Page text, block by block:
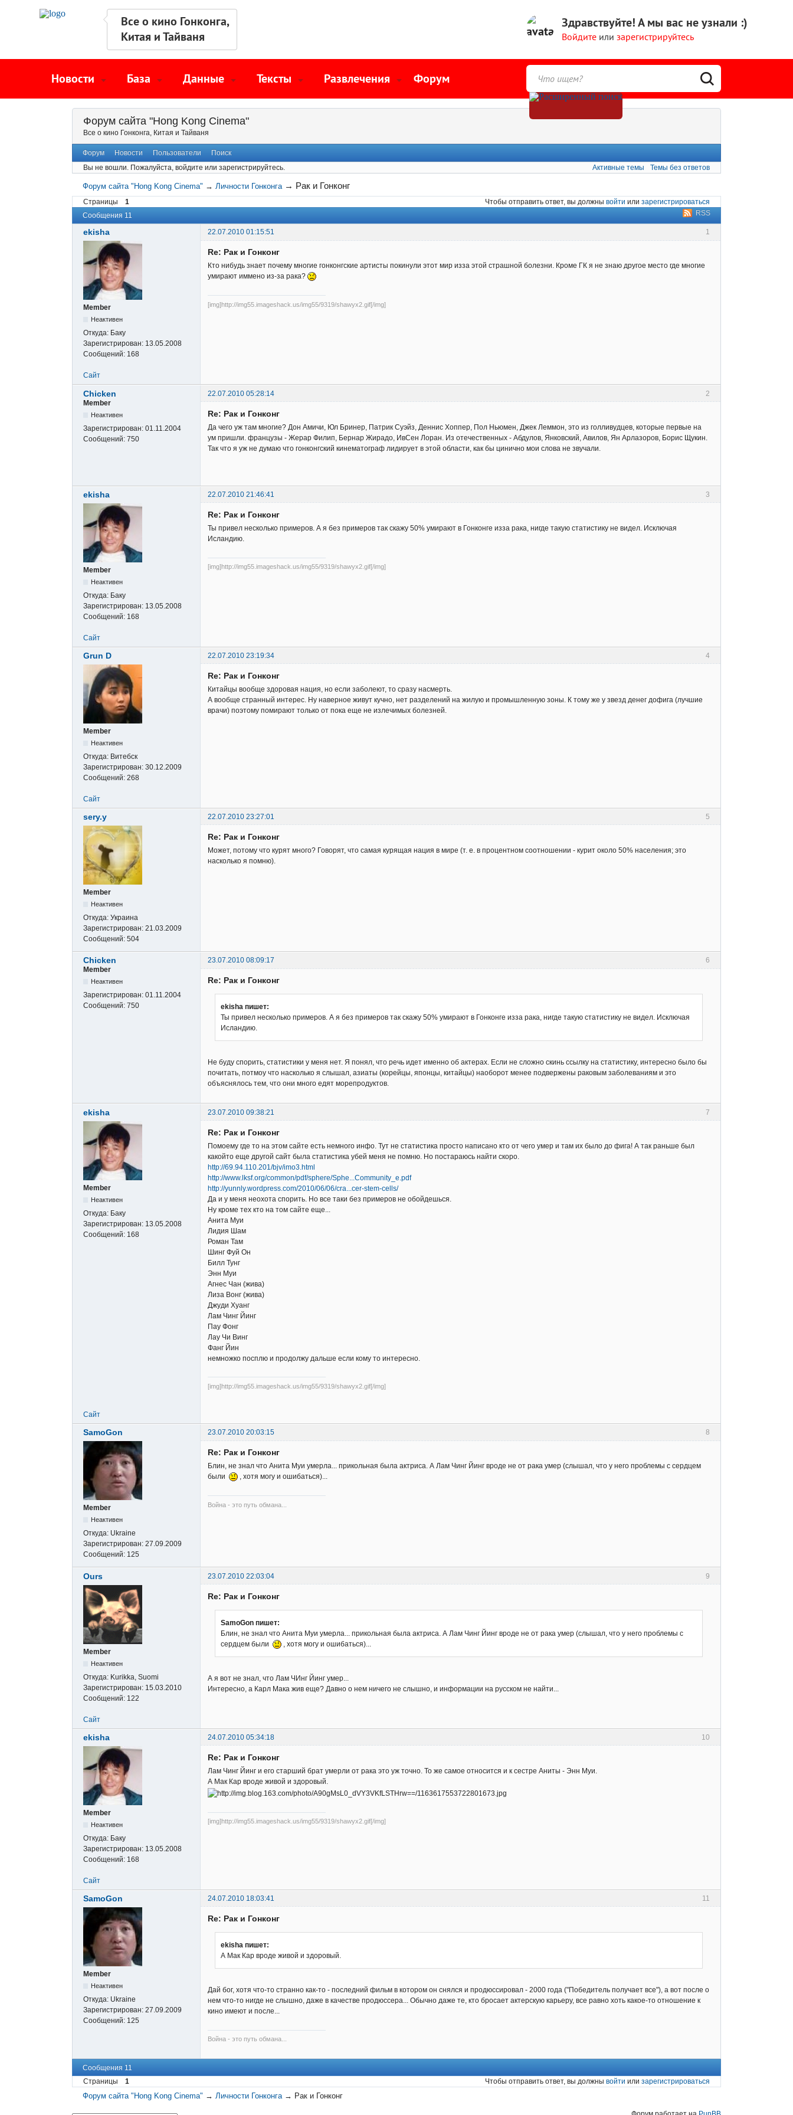
Все о кино Гонконга,
Китая и Тайваня
Здравствуйте!А мы вас не узнали :)
Войдите или зарегистрируйтесь
Новости База Данные Тексты Развлечения Форум
Форум сайта "Hong Kong Cinema"
Все о кино Гонконга, Китая и Тайваня
Форум Новости Пользователи
Поиск
Вы не вошли. Пожалуйста, войдите или зарегистрируйтесь. Активные темы Темы без ответов
Форум сайта "Hong Kong Cinema" →Личности Гонконга → Рак и Гонконг
Страницы 1 Чтобы отправить ответ, вы должны войти или зарегистрироваться
RSS
Сообщения 11
1
ekisha 22.07.2010 01:15:51
Member
Неактивен
Откуда: Баку
Зарегистрирован: 13.05.2008
Сообщений: 168
Re: Рак и Гонконг
Кто нибудь знает почему многие гонконгские артисты покинули этот мир изза этой страшной болезни. Кроме ГК я не знаю другое место где многие
умирают иммено из-за рака?
[img]http://img55.imageshack.us/img55/9319/shawyx2.gif[/img]
Сайт
2
Chicken
22.07.2010 05:28:14
Member
Неактивен
Зарегистрирован: 01.11.2004
Сообщений: 750
Re: Рак и Гонконг
Да чего уж там многие? Дон Амичи, Юл Бринер, Патрик Суэйз, Деннис Хоппер, Пол Ньюмен, Джек Леммон, это из голливудцев, которые первые на
ум пришли. французы - Жерар Филип, Бернар Жирадо, ИвСен Лоран. Из отечественных - Абдулов, Янковский, Авилов, Ян Арлазоров, Борис Щукин.
Так что я уж не думаю что гонконгский кинематограф лидирует в этой области, как бы цинично мои слова не звучали.
3
ekisha 22.07.2010 21:46:41
Member
Неактивен
Откуда: Баку
Зарегистрирован: 13.05.2008
Сообщений: 168
Re: Рак и Гонконг
Ты привел несколько примеров. А я без примеров так скажу 50% умирают в Гонконге изза рака, нигде такую статистику не видел. Исключая
Исландию.
[img]http://img55.imageshack.us/img55/9319/shawyx2.gif[/img]
Сайт
4
Grun D 22.07.2010 23:19:34
Member
Неактивен
Откуда: Витебск
Зарегистрирован: 30.12.2009
Сообщений: 268
Re: Рак и Гонконг
Китайцы вообще здоровая нация, но если заболеют, то сразу насмерть.
А вообще странный интерес. Ну наверное живут кучно, нет разделений на жилую и промышленную зоны. К тому же у звезд денег дофига (лучшие
врачи) поэтому помирают только от пока еще не излечимых болезней.
Сайт
5
sery.y 22.07.2010 23:27:01
Member
Неактивен
Откуда: Украина
Зарегистрирован: 21.03.2009
Сообщений: 504
Re: Рак и Гонконг
Может, потому что курят много? Говорят, что самая курящая нация в мире (т. е. в процентном соотношении - курит около 50% населения; это
насколько я помню).
6
Chicken
23.07.2010 08:09:17
Member
Неактивен
Зарегистрирован: 01.11.2004
Сообщений: 750
Re: Рак и Гонконг
ekisha пишет:
Ты привел несколько примеров. А я без примеров так скажу 50% умирают в Гонконге изза рака, нигде такую статистику не видел. Исключая
Исландию.
Не буду спорить, статистики у меня нет. Я понял, что речь идет именно об актерах. Если не сложно скинь ссылку на статистику, интересно было бы
почитать, потмоу что насколько я слышал, азиаты (корейцы, японцы, китайцы) наоборот менее подвержены раковым заболеваниям и это
объяснялось тем, что они много едят морепродуктов.
7
ekisha 23.07.2010 09:38:21
Member
Неактивен
Откуда: Баку
Зарегистрирован: 13.05.2008
Сообщений: 168
Re: Рак и Гонконг
Помоему где то на этом сайте есть немного инфо. Тут не статистика просто написано кто от чего умер и там их было до фига! А так раньше был
какойто еще другой сайт была статистика убей меня не помню. Но постараюсь найти скоро.
http://69.94.110.201/bjv/imo3.html
http://www.lksf.org/common/pdf/sphere/Sphe...Community_e.pdf
http://yunnly.wordpress.com/2010/06/06/cra...cer-stem-cells/
Да и у меня неохота спорить. Но все таки без примеров не обойдешься.
Ну кроме тех кто на том сайте еще...
Анита Муи
Лидия Шам
Роман Там
Шинг Фуй Он
Билл Тунг
Энн Муи
Агнес Чан (жива)
Лиза Вонг (жива)
Джуди Хуанг
Лам Чинг Йинг
Пау Фонг
Лау Чи Винг
Фанг Йин
немножко посплю и продолжу дальше если кому то интересно.
[img]http://img55.imageshack.us/img55/9319/shawyx2.gif[/img]
Сайт
8
SamoGon 23.07.2010 20:03:15
Member
Неактивен
Откуда: Ukraine
Зарегистрирован: 27.09.2009
Сообщений: 125
Re: Рак и Гонконг
Блин, не знал что Анита Муи умерла... прикольная была актриса. А Лам Чинг Йинг вроде не от рака умер (слышал, что у него проблемы с сердцем
были
, хотя могу и ошибаться)...
Война - это путь обмана...
9
Ours 23.07.2010 22:03:04
Member
Неактивен
Откуда: Kurikka, Suomi
Зарегистрирован: 15.03.2010
Сообщений: 122
Re: Рак и Гонконг
SamoGon пишет:
Блин, не знал что Анита Муи умерла... прикольная была актриса. А Лам Чинг Йинг вроде не от рака умер (слышал, что у него проблемы с
сердцем были
, хотя могу и ошибаться)...
А я вот не знал, что Лам ЧИнг Йинг умер...
Интересно, а Карл Мака жив еще? Давно о нем ничего не слышно, и информации на русском не найти...
Сайт
10
ekisha 24.07.2010 05:34:18
Member
Неактивен
Откуда: Баку
Зарегистрирован: 13.05.2008
Сообщений: 168
Re: Рак и Гонконг
Лам Чинг Йинг и его старший брат умерли от рака это уж точно. То же самое относится и к сестре Аниты - Энн Муи.
А Мак Кар вроде живой и здоровый.
[img]http://img55.imageshack.us/img55/9319/shawyx2.gif[/img]
Сайт
11
SamoGon 24.07.2010 18:03:41
Member
Неактивен
Откуда: Ukraine
Зарегистрирован: 27.09.2009
Сообщений: 125
Re: Рак и Гонконг
ekisha пишет:
А Мак Кар вроде живой и здоровый.
Дай бог, хотя что-то странно как-то - последний фильм в котором он снялся и продюссировал - 2000 года ("Победитель получает все"), а вот после о
нем что-то нигде не слышно, даже в качестве продюссера... Обычно даже те, кто бросает актерскую карьеру, все равно хоть какое-то отношение к
кино имеют и после...
Война - это путь обмана...
Сообщения 11
Страницы
1 Чтобы отправить ответ, вы должны войти или зарегистрироваться
Форум сайта "Hong Kong Cinema" →Личности Гонконга → Рак и Гонконг